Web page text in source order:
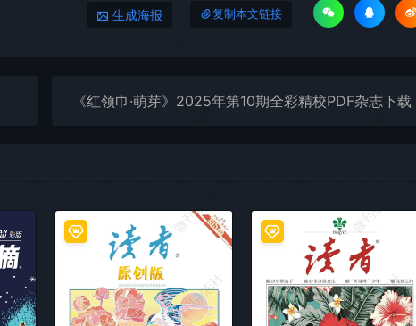
生成海报 复制本文链接
《红领巾·萌芽》2025年第10期全彩精校PDF杂志下载
微刊杂志社
微刊杂志社
微刊杂志社
微刊杂志社
微刊杂志社
微刊杂志社
微刊杂志社
微刊杂志社